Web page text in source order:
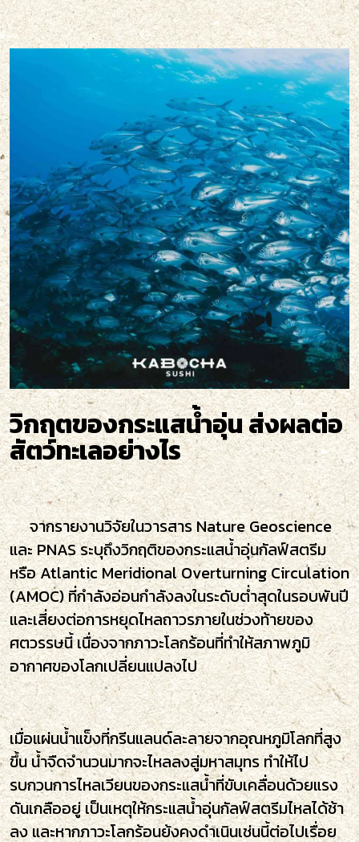
วิกฤตของกระแสน้ำอุ่น ส่งผลต่อ
สัตว์ทะเลอย่างไร
จากรายงานวิจัยในวารสาร Nature Geoscience
และ PNAS ระบุถึงวิกฤติของกระแสน้ำอุ่นกัลฟ์สตรีม
หรือ Atlantic Meridional Overturning Circulation
(AMOC) ที่กำลังอ่อนกำลังลงในระดับต่ำสุดในรอบพันปี
และเสี่ยงต่อการหยุดไหลถาวรภายในช่วงท้ายของ
ศตวรรษนี้ เนื่องจากภาวะโลกร้อนที่ทำให้สภาพภูมิ
อากาศของโลกเปลี่ยนแปลงไป
เมื่อแผ่นน้ำแข็งที่กรีนแลนด์ละลายจากอุณหภูมิโลกที่สูง
ขึ้น น้ำจืดจำนวนมากจะไหลลงสู่มหาสมุทร ทำให้ไป
รบกวนการไหลเวียนของกระแสน้ำที่ขับเคลื่อนด้วยแรง
ดันเกลืออยู่ เป็นเหตุให้กระแสน้ำอุ่นกัลฟ์สตรีมไหลได้ช้า
ลง และหากภาวะโลกร้อนย้งคงดำเนินเช่นนี้ต่อไปเรื่อย